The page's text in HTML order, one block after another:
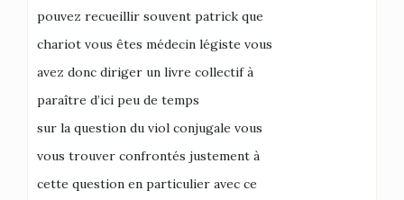
pouvez recueillir souvent patrick que
chariot vous êtes médecin légiste vous
avez donc diriger un livre collectif à
paraître d’ici peu de temps
sur la question du viol conjugale vous
vous trouver confrontés justement à
cette question en particulier avec ce